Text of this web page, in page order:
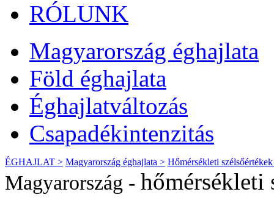
RÓLUNK
Magyarország éghajlata
Föld éghajlata
Éghajlatváltozás
Csapadékintenzitás
ÉGHAJLAT > Magyarország éghajlata > Hőmérsékleti
Magyarország - hőmérsékleti